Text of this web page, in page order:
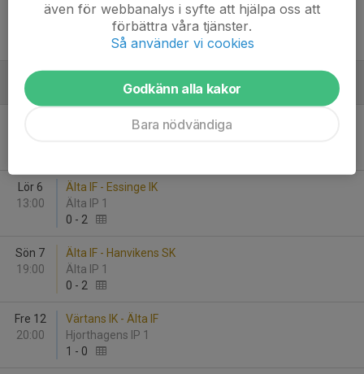
Fre 29
Solna FC - Älta IF
Skytteholms IP 2
Juni
Kungsängens IF - Älta IF
Lör 6
13:00
Älta IF - Essinge IK
Älta IP 1
0 - 2
Sön 7
19:00
Älta IF - Hanvikens SK
Älta IP 1
0 - 2
Fre 12
20:00
Värtans IK - Älta IF
Hjorthagens IP 1
1 - 0
även för webbanalys i syfte att hjälpa oss att
förbättra våra tjänster.
Så använder vi cookies
Godkänn alla kakor
Bara nödvändiga